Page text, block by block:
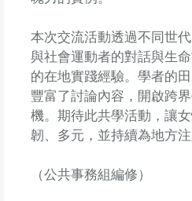
本次交流活動透過不同世
與社會運動者的對話與生
的在地實踐經驗。學者的
豐富了討論內容，開啟跨
機。期待此共學活動，讓
韌、多元，並持續為地方注
（公共事務組編修）